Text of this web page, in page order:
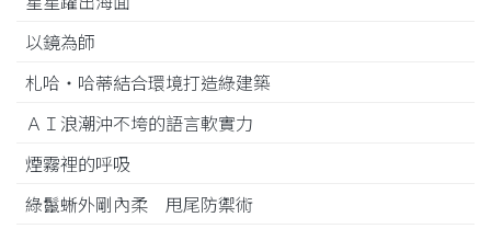
以鏡為師
札哈‧哈蒂結合環境打造綠建築
ＡＩ浪潮沖不垮的語言軟實力
煙霧裡的呼吸
綠鬣蜥外剛內柔 甩尾防禦術